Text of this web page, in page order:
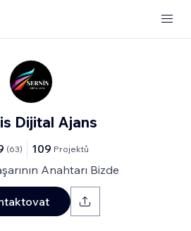
Dijital Ajans
(63) 109 Projektů
Anahtarı Bizde